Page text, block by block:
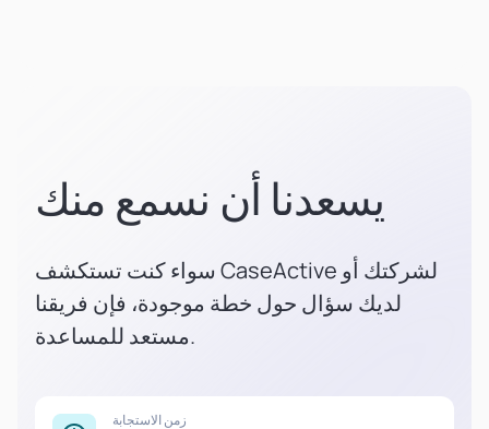
يسعدنا أن نسمع منك
سواء كنت تستكشف CaseActive لشركتك أو
لديك سؤال حول خطة موجودة، فإن فريقنا
مستعد للمساعدة.
زمن الاستجابة